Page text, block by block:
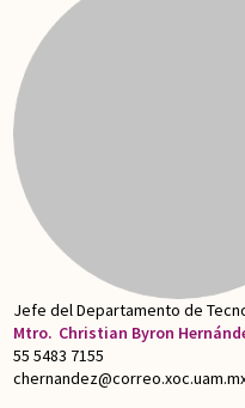
Jefe del Departamento de
Mtro. Christian Byron
55 5483 7155